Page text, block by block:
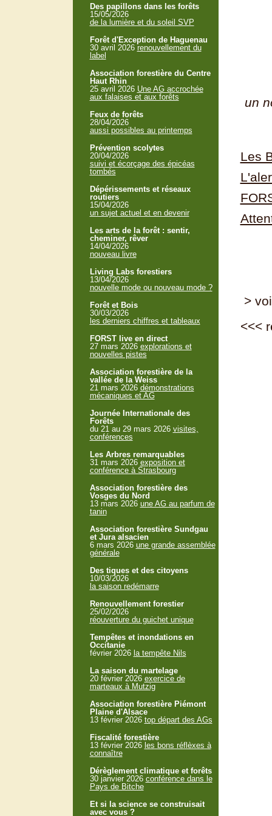
un
Les
>
<<<
Des papillons dans les forêts
15/05/2026
de la lumière et du soleil SVP
Forêt d'Exception de Haguenau
30 avril 2026 renouvellement du
label
Association forestière du Centre
Haut Rhin
25 avril 2026 Une AG accrochée
aux falaises et aux forêts
Feux de forêts
28/04/2026
aussi possibles au printemps
Prévention scolytes
20/04/2026
suivi et écorçage des épicéas
tombés
Dépérissements et réseaux
routiers
15/04/2026
un sujet actuel et en devenir
Les arts de la forêt : sentir,
cheminer, rêver
14/04/2026
nouveau livre
Living Labs forestiers
13/04/2026
nouvelle mode ou nouveau mode ?
Forêt et Bois
30/03/2026
les derniers chiffres et tableaux
FORST live en direct
27 mars 2026 explorations et
nouvelles pistes
Association forestière de la
vallée de la Weiss
21 mars 2026 démonstrations
mécaniques et AG
Journée Internationale des
Forêts
du 21 au 29 mars 2026 visites,
conférences
Les Arbres remarquables
31 mars 2026 exposition et
conférence à Strasbourg
Association forestière des
Vosges du Nord
13 mars 2026 une AG au parfum de
tanin
Association forestière Sundgau
et Jura alsacien
6 mars 2026 une grande assemblée
générale
Des tiques et des citoyens
10/03/2026
la saison redémarre
Renouvellement forestier
25/02/2026
réouverture du guichet unique
Tempêtes et inondations en
Occitanie
février 2026 la tempête Nils
La saison du martelage
20 février 2026 exercice de
marteaux à Mutzig
Association forestière Piémont
Plaine d'Alsace
13 février 2026 top départ des AGs
Fiscalité forestière
13 février 2026 les bons réflèxes à
connaître
Dérèglement climatique et forêts
30 janvier 2026 conférence dans le
Pays de Bitche
Et si la science se construisait
avec vous ?